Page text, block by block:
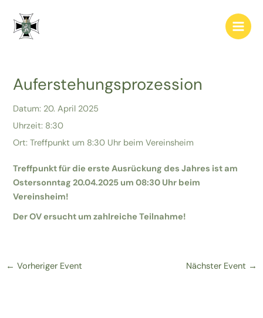
Inhalt
springen
Main
Auferstehungsprozession
Datum: 20. April 2025
Uhrzeit: 8:30
Ort:Treffpunkt um 8:30 Uhr beim Vereinsheim
Treffpunkt für die erste Ausrückung des Jahres ist am
Ostersonntag 20.04.2025 um 08:30 Uhr beim
Vereinsheim!
Der OV ersucht um zahlreiche Teilnahme!
navigation
← Vorheriger Event Nächster Event →